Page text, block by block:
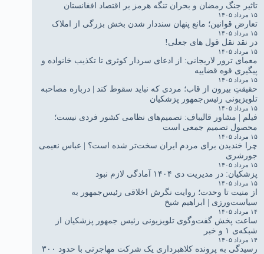
تاثیر جنگ رمضان و بحران تنگه هرمز بر اقتصاد افغانستان
۱۵ مرداد ۱۴۰۵
تعارض قوانین؛ مانع پنهان سنددار شدن بخش بزرگی از املاک
۱۵ مرداد ۱۴۰۵
در نقد نقل قول های جعلی!
۱۵ مرداد ۱۴۰۵
معمای ترور لاریجانی: از ادعای سردار کوثری تا تکذیب خانواده و
پیگیری قوه قضاییه
۱۵ مرداد ۱۴۰۵
حقیقتِ بیرون از قاب؛ مردی که نباید سقوط کند | درباره مصاحبه
تلویزیونی رئیس‌جمهور پزشکیان
۱۵ مرداد ۱۴۰۵
فیلم | مشاور قالیباف: تصمیم‌های نظامی کشور فردی نیست؛
محصول تصمیم جمعی است
۱۵ مرداد ۱۴۰۵
چرا خندیدن برای مردم ایران سخت‌تر شده است؟ | عباس نعیمی
جورشری
۱۵ مرداد ۱۴۰۵
پزشکیان: در مدیریت دی ۱۴۰۴ آمادگی لازم نبود
۱۵ مرداد ۱۴۰۵
از منیت تا وحدت؛ روایت نگرش اخلاقی رئیس‌جمهور به
سیاست‌ورزی | ابراهیم شیخ
۱۴ مرداد ۱۴۰۵
ساعت پخش گفت‌وگوی تلویزیونی رئیس جمهور پزشکیان از
شبکه‌ی ۱ و خبر
۱۴ مرداد ۱۴۰۵
رسیدگی به پرونده کلاهبرداری یک شرکت مهاجرتی با حدود ۳۰۰